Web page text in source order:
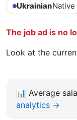
UkrainianNative
The job ad is no
Look at the
📊 Average
analytics →